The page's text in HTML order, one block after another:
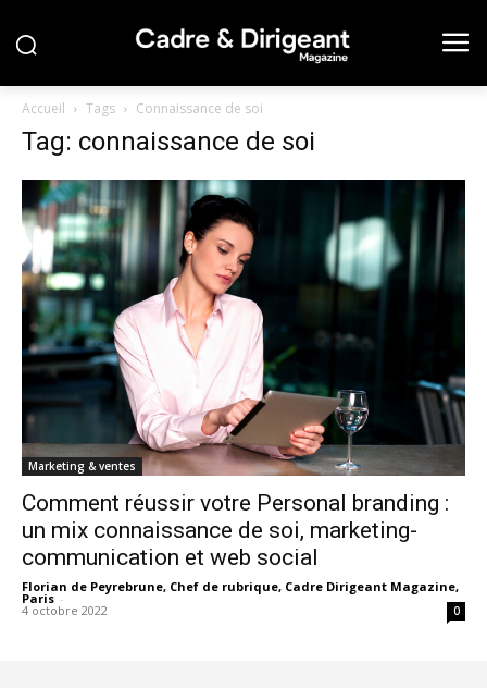
Accueil Tags Connaissance de soi
Tag: connaissance de soi
Marketing & ventes
Comment réussir votre Personal branding :
un mix connaissance de soi, marketing-
communication et web social
Florian de Peyrebrune, Chef de rubrique, Cadre Dirigeant Magazine,
Paris -
4 octobre 2022 0